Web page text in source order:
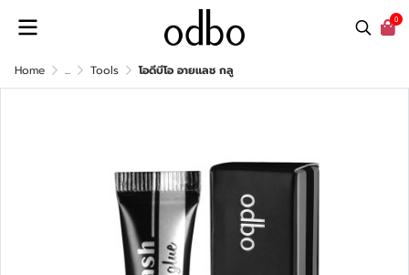
0
Home ... Tools โอดีบีโอ อายแลช กลู